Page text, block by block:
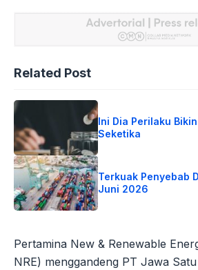
Related Post
Ini Dia Perilaku
Seketika
Terkuak Penyebab
Juni 2026
Pertamina New & Renewable
NRE) menggandeng PT Jawa